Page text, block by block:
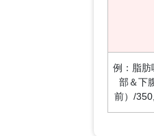
例：脂肪
部＆下
前）/